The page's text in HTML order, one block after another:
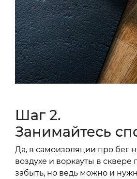
Шаг 2.
Занимайтесь
Да, в самоизоляции про бег
воздухе и воркауты в сквере
забыть, но ведь можно и